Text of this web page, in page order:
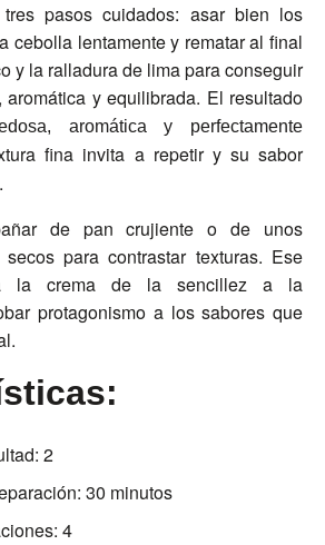
pasos cuidados: asar bien los
cebolla lentamente y rematar al final
y la ralladura de lima para conseguir
aromática y equilibrada. El resultado
aromática y perfectamente
fina invita a repetir y su sabor
de pan crujiente o de unos
para contrastar texturas. Ese
la crema de la sencillez a la
protagonismo a los sabores que
2
30 minutos
4